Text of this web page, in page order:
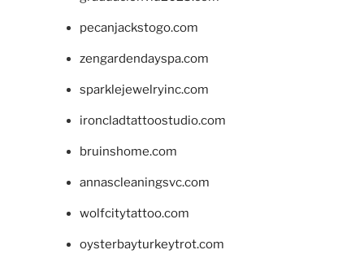
pecanjackstogo.com
zengardendayspa.com
sparklejewelryinc.com
ironcladtattoostudio.com
bruinshome.com
annascleaningsvc.com
wolfcitytattoo.com
oysterbayturkeytrot.com